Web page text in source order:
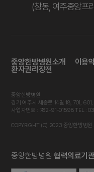
(창동, 여주중앙프
중앙한방병원소개 이용
환자권리장전
중앙한방병원
경기 여주시 세종로 14길 18, 701,
사업자번호 : 782-91-01598 TEL :
COPYRIGHT (C) 2023 중앙한방병원
중앙한방병원협력의료기관